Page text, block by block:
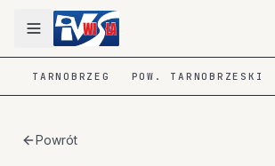
TARNOBRZEG POW. TARNOBRZESKI
Powrót